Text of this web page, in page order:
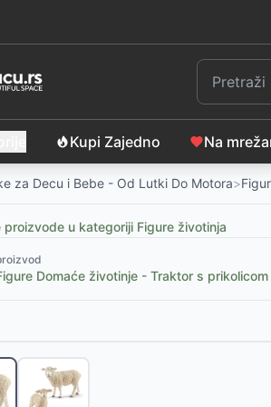
Kupi Zajedno Na
za Decu i Bebe - Od Lutki Do Motora>
u kategoriji Figure životinja
Domaće životinje - Traktor s
figure Beba Zmaj duge 70825
figure Čarobni jelen - lane 70821